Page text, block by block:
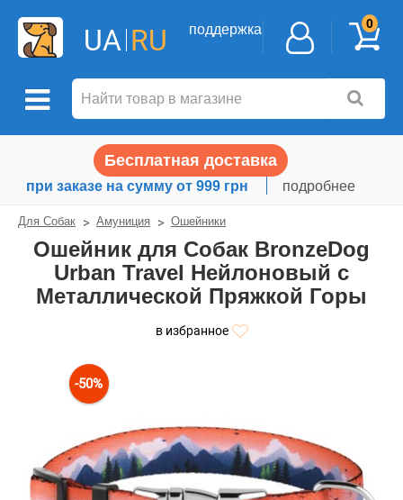
UA RU поддержка 0
Бесплатная доставка
при заказе на сумму от 999 грн подробнее
Для Собак Амуниция Ошейники
Ошейник для Собак BronzeDog
Urban Travel Нейлоновый c
Металлической Пряжкой Горы
в избранное
-50%